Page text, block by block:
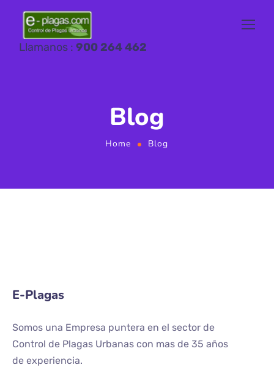
Llamanos : 900 264 462
Blog
Home Blog
E-Plagas
Somos una Empresa puntera en el sector de
Control de Plagas Urbanas con mas de 35 años
de experiencia.